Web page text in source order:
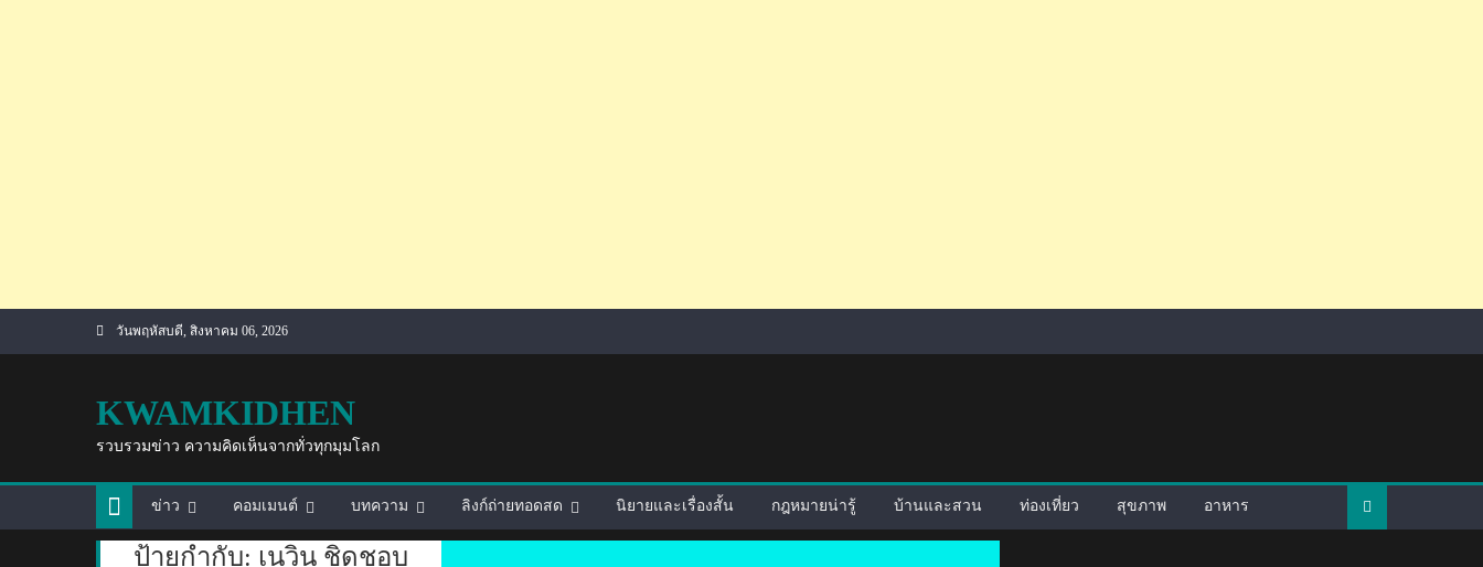
วันพฤหัสบดี, สิงหาคม 06, 2026
KWAMKIDHEN
รวบรวมข่าว ความคิดเห็นจากทั่วทุกมุมโลก
ข่าว คอมเมนต์ บทความ ลิงก์ถ่ายทอดสด นิยายและเรื่องสั้น กฎหมายน่ารู้ บ้านและสวน ท่องเที่ยว สุขภาพ อาหาร
ป้ายกำกับ: เนวิน ชิดชอบ